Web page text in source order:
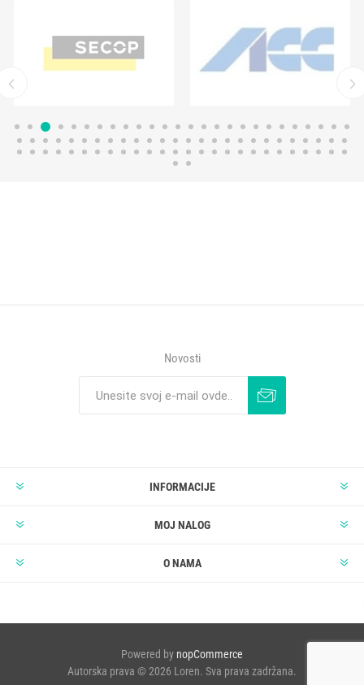
Novosti
INFORMACIJE
MOJ NALOG
O NAMA
Powered by nopCommerce
Autorska prava © 2026 Loren. Sva prava zadržana.